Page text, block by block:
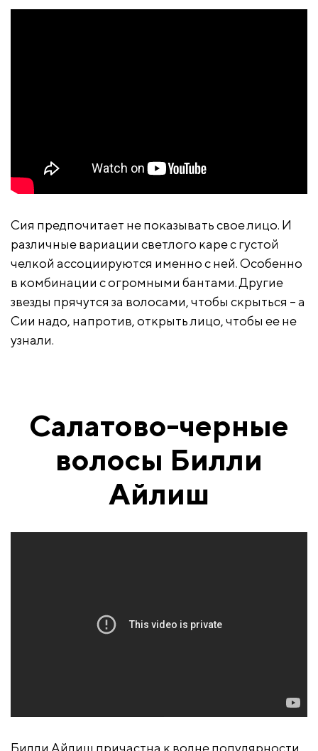
Сия предпочитает не показывать свое лицо. И
различные вариации светлого каре с густой
челкой ассоциируются именно с ней. Особенно
в комбинации с огромными бантами. Другие
звезды прячутся за волосами, чтобы скрыться – а
Сии надо, напротив, открыть лицо, чтобы ее не
узнали.
Салатово-черные
волосы Билли
Айлиш
Билли Айлиш причастна к волне популярности